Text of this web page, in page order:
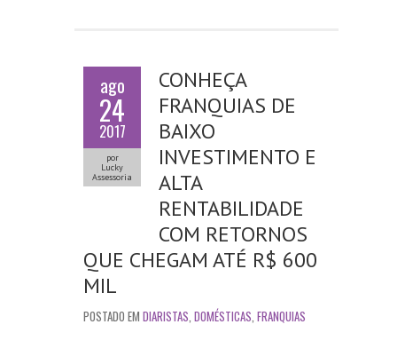
ago
24
2017
por
Lucky
Assessoria
CONHEÇA
FRANQUIAS DE
BAIXO
INVESTIMENTO E
ALTA
RENTABILIDADE
COM RETORNOS
QUE CHEGAM ATÉ R$ 600
MIL
POSTADO EM DIARISTAS, DOMÉSTICAS, FRANQUIAS